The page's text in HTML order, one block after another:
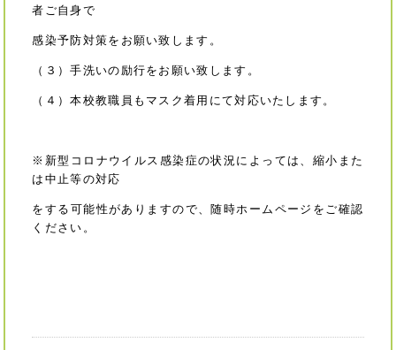
者ご自身で
感染予防対策をお願い致します。
（３）手洗いの励行をお願い致します。
（４）本校教職員もマスク着用にて対応いたします。
※新型コロナウイルス感染症の状況によっては、縮小また
は中止等の対応
をする可能性がありますので、随時ホームページをご確認
ください。